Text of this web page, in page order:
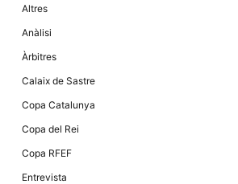
Altres
Anàlisi
Àrbitres
Calaix de Sastre
Copa Catalunya
Copa del Rei
Copa RFEF
Entrevista